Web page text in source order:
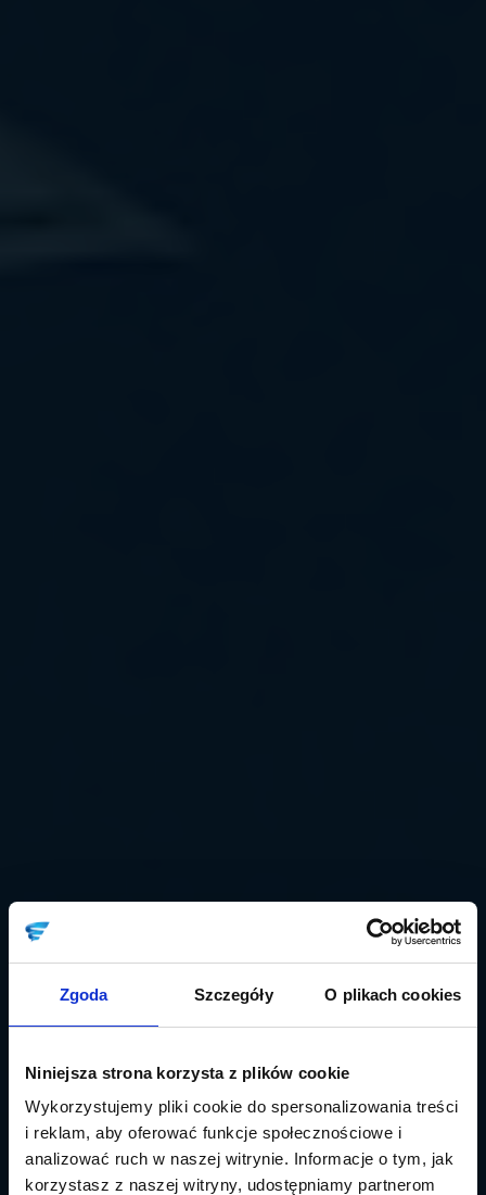
Zgoda Szczegóły O plikach cookies
Niniejsza strona korzysta z plików cookie
Wykorzystujemy pliki cookie do spersonalizowania treści
i reklam, aby oferować funkcje społecznościowe i
analizować ruch w naszej witrynie. Informacje o tym, jak
korzystasz z naszej witryny, udostępniamy partnerom